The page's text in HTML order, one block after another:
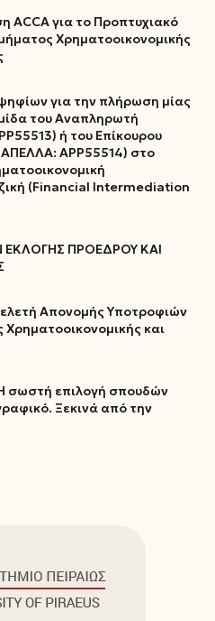
ACCA για το Προπτυχιακό
Χρηματοοικονομικής
για την πλήρωση μίας
του Αναπληρωτή
ή του Επίκουρου
ΑΠΕΛΛΑ: ΑΡΡ55514) στο
(Financial Intermediation
ΠΡΟΕΔΡΟΥ ΚΑΙ
Απονομής Υποτροφιών
και
σωστή επιλογή σπουδών
Ξεκινά από την